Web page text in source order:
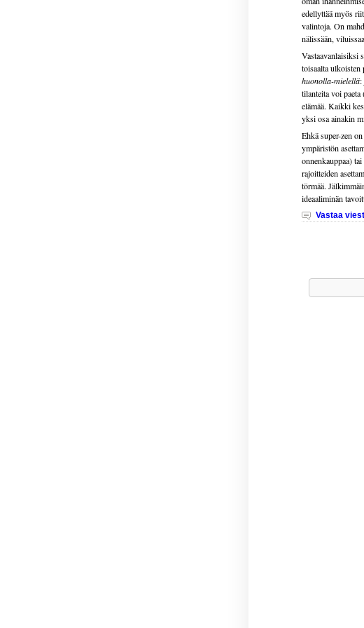
edellyttää myös
valintoja. On
nälissään,
Vastaavanlaisiksi
toisaalta ulkoisten
huonolla-mielellä:
tilanteita voi
elämää. Kaikki
yksi osa ainakin
Ehkä super-zen
ympäristön
onnenkauppaa)
rajoitteiden
törmää.
ideaaliminän
Vastaa